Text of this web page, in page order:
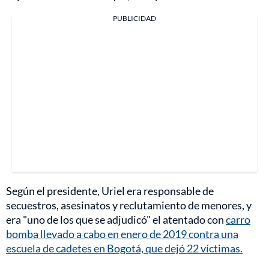
PUBLICIDAD
Según el presidente, Uriel era responsable de
secuestros, asesinatos y reclutamiento de menores, y
era "uno de los que se adjudicó" el atentado concarro
bomba llevado a cabo en enero de 2019 contra una
escuela de cadetes en Bogotá, que dejó 22 víctimas.